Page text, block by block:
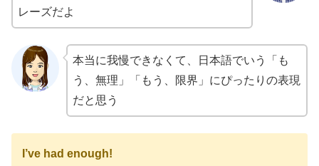
レーズだよ
本当に我慢できなくて、日本語でいう「も
う、無理」「もう、限界」にぴったりの表現
だと思う
I’ve had enough!